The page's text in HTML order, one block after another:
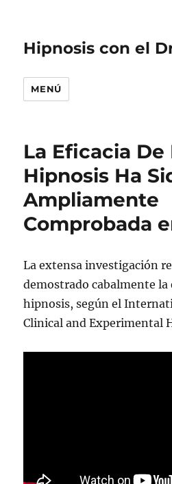
Hipnosis con el
MENÚ
La Eficacia De
Hipnosis Ha
Ampliamente
Comprobada
La extensa investigación
demostrado cabalmente la
hipnosis, según el
Clinical and Experimental